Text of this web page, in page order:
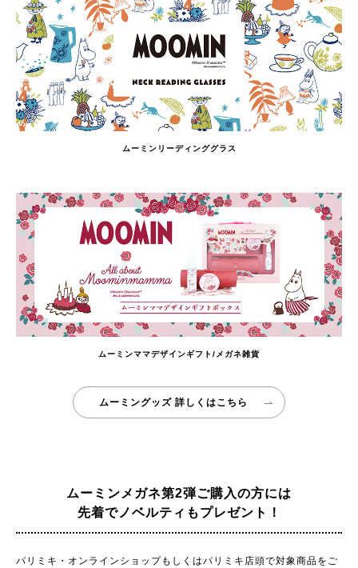
ムーミンリーディンググラス
ムーミンママデザインギフト/メガネ雑貨
ムーミングッズ 詳しくはこちら
ムーミンメガネ第2弾ご購入の方には
先着でノベルティもプレゼント！
パリミキ・オンラインショップもしくはパリミキ店頭で対象商品をご